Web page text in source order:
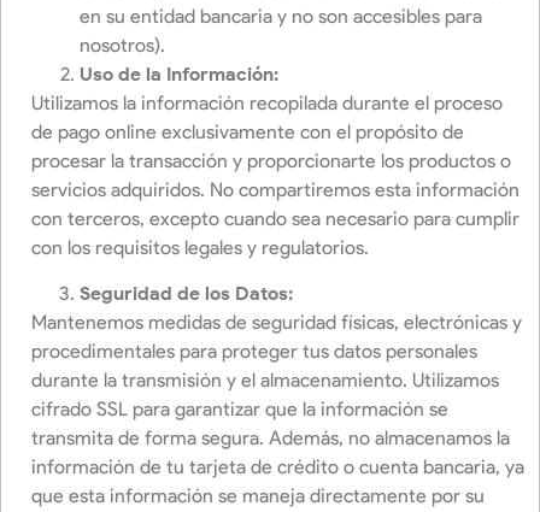
en su entidad bancaria y no son accesibles para
nosotros).
Uso de la Información:
Utilizamos la información recopilada durante el proceso
de pago online exclusivamente con el propósito de
procesar la transacción y proporcionarte los productos o
servicios adquiridos. No compartiremos esta información
con terceros, excepto cuando sea necesario para cumplir
con los requisitos legales y regulatorios.
Seguridad de los Datos:
Mantenemos medidas de seguridad físicas, electrónicas y
procedimentales para proteger tus datos personales
durante la transmisión y el almacenamiento. Utilizamos
cifrado SSL para garantizar que la información se
transmita de forma segura. Además, no almacenamos la
información de tu tarjeta de crédito o cuenta bancaria, ya
que esta información se maneja directamente por su